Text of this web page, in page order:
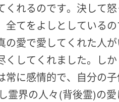
れるのです。決して
てをよしとしているの
愛で愛してくれた人
くしてくれました。し
常に感情的で、自分の
霊界の人々(背後霊)の